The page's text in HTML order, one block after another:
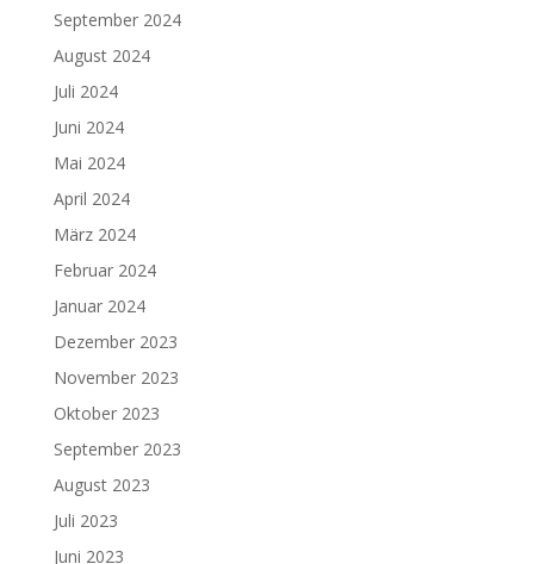
September 2024
August 2024
Juli 2024
Juni 2024
Mai 2024
April 2024
März 2024
Februar 2024
Januar 2024
Dezember 2023
November 2023
Oktober 2023
September 2023
August 2023
Juli 2023
Juni 2023